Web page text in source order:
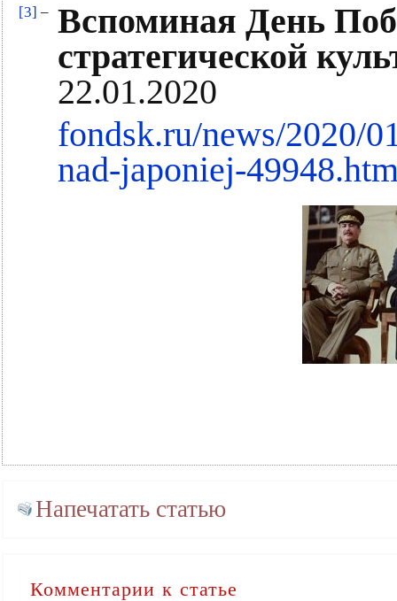
[3] – Вспоминая День
стратегической
22.01.2020
fondsk.ru/news/2020/
nad-japoniej-
Напечатать статью
Комментарии к статье